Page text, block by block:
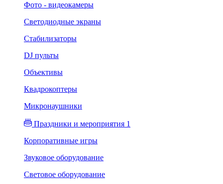
Фото - видеокамеры
Светодиодные экраны
Стабилизаторы
DJ пульты
Объективы
Квадрокоптеры
Микронаушники
Праздники и мероприятия 1
Корпоративные игры
Звуковое оборудование
Световое оборудование